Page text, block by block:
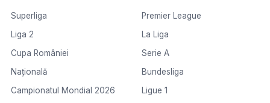
Superliga
Liga 2
Cupa României
Națională
Campionatul Mondial 2026
Premier League
La Liga
Serie A
Bundesliga
Ligue 1